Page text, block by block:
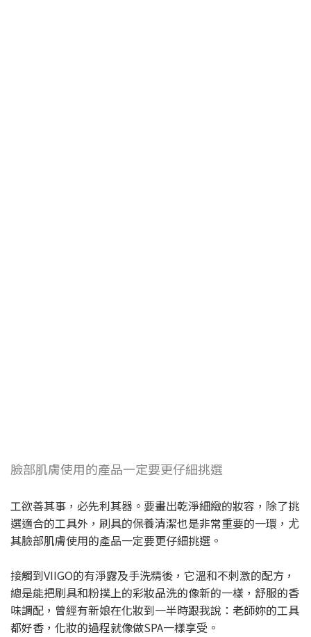
臉部肌膚使用的產品一定要更仔細挑選
工欲善其事，必先利其器。要畫出乾淨細緻的妝容，除了挑
選適合的工具外，刷具的保養清潔也是非常重要的一環，尤
其臉部肌膚使用的產品一定要更仔細挑選。
接觸到VIIGO的有淨露及手洗精後，它溫和不刺激的配方，
總是能把刷具和粉撲上的彩妝品洗的像新的一樣，舒服的香
味調配，曾經有新娘在化妝到一半時跟我說：老師妳的工具
都好香，化妝的過程就像做SPA一樣享受。